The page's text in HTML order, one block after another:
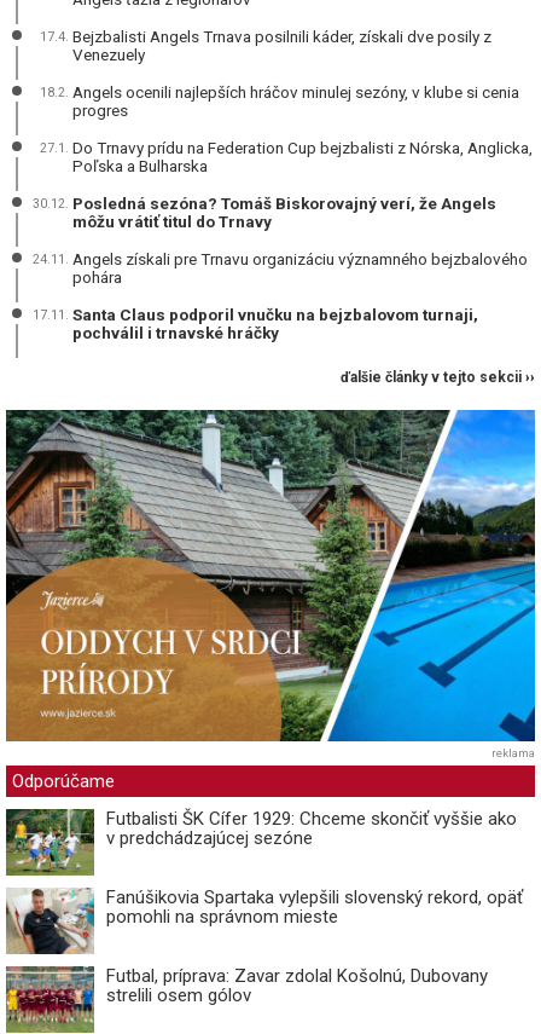
17.4. Bejzbalisti Angels Trnava posilnili káder, získali dve posily z
Venezuely
18.2. Angels ocenili najlepších hráčov minulej sezóny, v klube si cenia
progres
27.1. Do Trnavy prídu na Federation Cup bejzbalisti z Nórska, Anglicka,
Poľska a Bulharska
30.12. Posledná sezóna? Tomáš Biskorovajný verí, že Angels
môžu vrátiť titul do Trnavy
24.11. Angels získali pre Trnavu organizáciu významného bejzbalového
pohára
17.11. Santa Claus podporil vnučku na bejzbalovom turnaji,
pochválil i trnavské hráčky
ďalšie články v tejto sekcii ››
reklama
Odporúčame
Futbalisti ŠK Cífer 1929: Chceme skončiť vyššie ako
v predchádzajúcej sezóne
Fanúšikovia Spartaka vylepšili slovenský rekord, opäť
pomohli na správnom mieste
Futbal, príprava: Zavar zdolal Košolnú, Dubovany
strelili osem gólov